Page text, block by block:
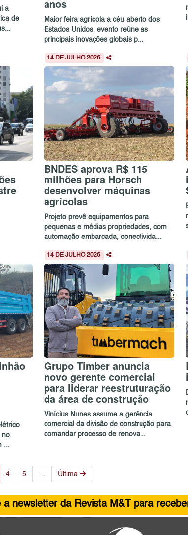
a
de
anos
Maior feira agrícola a céu aberto dos
Estados Unidos, evento reúne as
principais inovações globais p...
14 DE JULHO 2026
BNDES aprova R$ 115
milhões para Horsch
desenvolver máquinas
agrícolas
Projeto prevê equipamentos para
pequenas e médias propriedades, com
automação embarcada, conectivida...
no
...
14 DE JULHO 2026
Grupo Timber anuncia
novo gerente comercial
para liderar reestruturação
da área de construção
Vinícius Nunes assume a gerência
comercial da divisão de construção para
comandar processo de renova...
4 5 … Última
a newsletter da Revista M&T para